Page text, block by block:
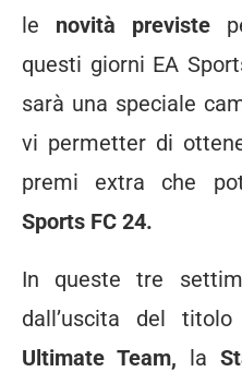
le novità previste
questi giorni EA
sarà una speciale
vi permetter di
premi extra che
Sports FC 24.
In queste tre
dall’uscita del
Ultimate Team, la